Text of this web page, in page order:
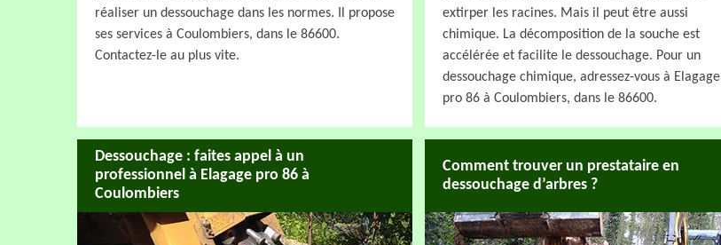
réaliser un dessouchage dans les normes. Il propose
ses services à Coulombiers, dans le 86600.
Contactez-le au plus vite.
extirper les racines. Mais il peut être aussi
chimique. La décomposition de la souche est
accélérée et facilite le dessouchage. Pour un
dessouchage chimique, adressez-vous à Elagage
pro 86 à Coulombiers, dans le 86600.
Dessouchage : faites appel à un
professionnel à Elagage pro 86 à
Coulombiers
Comment trouver un prestataire en
dessouchage d’arbres ?